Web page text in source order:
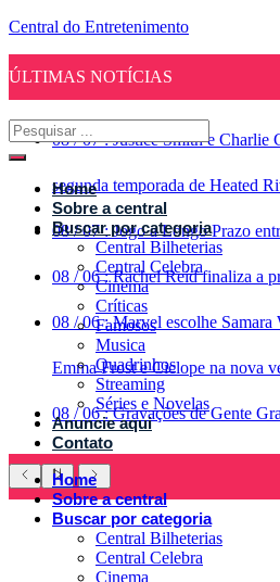
Central do Entretenimento
ÚLTIMAS NOTÍCIAS
08 / 07 : Justice Smith e Charlie
segunda temporada de Heated
08 / 07 : Jogo a Longo Prazo
08 / 06 : Rachel Reid finaliza a
08 / 06 : Marvel escolhe
Emma Frost e Ciclope na nova
08 / 06 : Gravações de Gente
Home
Sobre a central
Buscar por categoria
Central Bilheterias
Central Celebra
Cinema
Críticas
Famosos
Musica
Quadrinhos
Streaming
Séries e Novelas
Anuncie aqui
Contato
Home
Sobre a central
Buscar por categoria
Central Bilheterias
Central Celebra
Cinema